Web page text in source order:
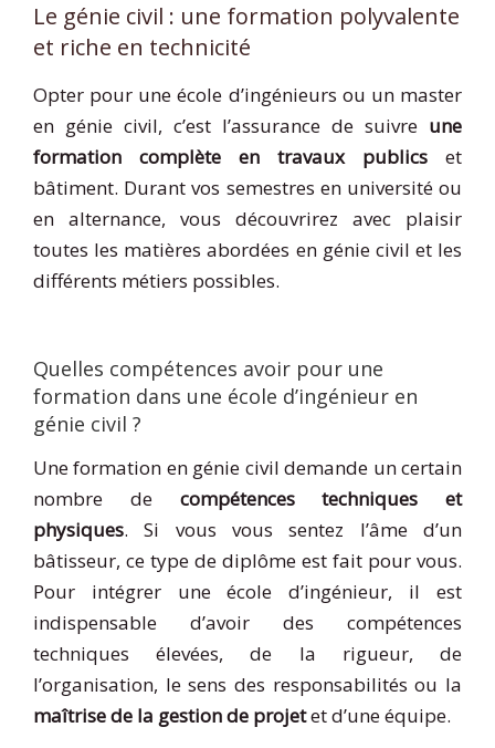
Le génie civil : une formation polyvalente
et riche en technicité
Opter pour une école d’ingénieurs ou un master
en génie civil, c’est l’assurance de suivre une
formation complète en travaux publics et
bâtiment. Durant vos semestres en université ou
en alternance, vous découvrirez avec plaisir
toutes les matières abordées en génie civil et les
différents métiers possibles.
Quelles compétences avoir pour une
formation dans une école d’ingénieur en
génie civil ?
Une formation en génie civil demande un certain
nombre de compétences techniques et
physiques. Si vous vous sentez l’âme d’un
bâtisseur, ce type de diplôme est fait pour vous.
Pour intégrer une école d’ingénieur, il est
indispensable d’avoir des compétences
techniques élevées, de la rigueur, de
l’organisation, le sens des responsabilités ou la
maîtrise de la gestion de projetet d’une équipe.